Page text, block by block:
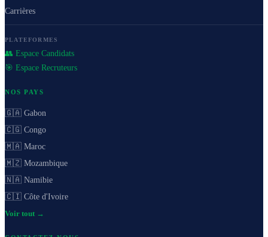
Carrières
PLATEFORMES
👥 Espace Candidats
🎯 Espace Recruteurs
NOS PAYS
🇬🇦 Gabon
🇨🇬 Congo
🇲🇦 Maroc
🇲🇿 Mozambique
🇳🇦 Namibie
🇨🇮 Côte d'Ivoire
Voir tout →